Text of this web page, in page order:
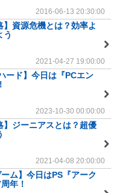
2016-06-13 20:30:00
】資源危機とは？効率よ
う
2021-04-27 19:00:00
ード】今日は『PCエン
2023-10-30 00:00:00
】ジーニアスとは？超優
2021-04-08 20:00:00
ム】今日はPS『アーク
年！